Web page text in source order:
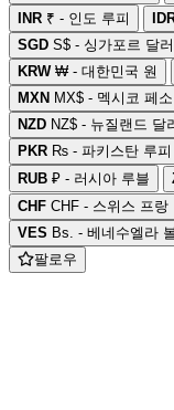
INR ₹ - 인도 루피
SGD S$ - 싱가포르 달러
KRW₩ - 대한민국 원
MXN MX$ - 멕시코 페소
NZD NZ$ - 뉴질랜드 달
PKR ₨ - 파키스탄 루피
RUB ₽ - 러시아 루블
CHF CHF - 스위스 프랑
VES Bs. - 베네수엘라
팔로우